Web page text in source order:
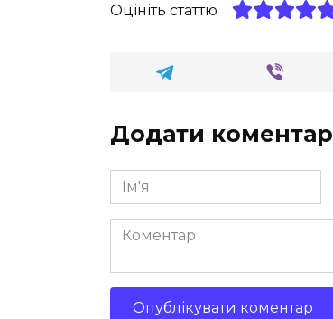
Оцініть статтю
Додати коментар
Ім'я
*
Коментар